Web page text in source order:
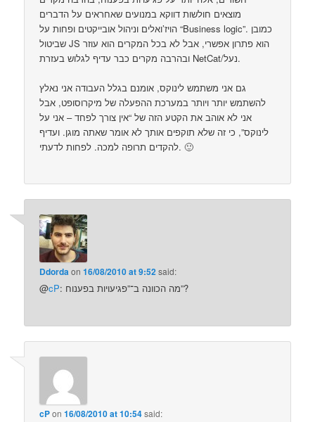
מוצאים חולשות דווקא במנועים שאחראים על הדברים
הויז’ואלים וניהול אובייקטים ופחות על “Business logic”. כמובן
שביטול JS הוא פתרון אפשרי, אבל לא בכל המקרים הוא עוזר
ובהרבה מקרים כבר עדיף לגלוש בעזרת NetCat/נעל.
גם אני משתמש לינוקס, אומנם בגלל העבודה אני נאלץ
להשתמש יותר ויותר במערכת ההפעלה של מיקרוסופט, אבל
אני לא אוהב את הקטע הזה של “אין צורך לפחד – אני על
לינוקס”, כי זה שלא תוקפים אותך לא אומר שאתה מוגן. ועדיף
להקדים תרופה למכה. לפחות לדעתי. 🙂
Ddordaon16/08/2010 at 9:52said:
@cP : מה הכוונה ב־”פגיעויות בפענוח”?
cPon16/08/2010 at 10:54said: